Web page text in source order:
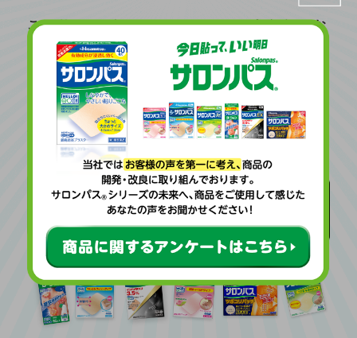
このサロンパス®チェッカーではあなたにお
すすめの商品を はるおが見つけ出してくれ
ます！
早速はるおとチェックしてみましょう。